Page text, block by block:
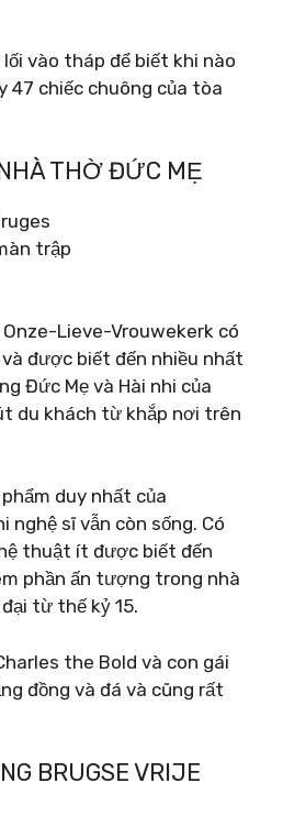
vào tháp để biết khi nào
47 chiếc chuông của tòa
THỜ ĐỨC MẸ
trập
Lieve-Vrouwekerk có
được biết đến nhiều nhất
Đức Mẹ và Hài nhi của
du khách từ khắp nơi trên
duy nhất của
nghệ sĩ vẫn còn sống. Có
thuật ít được biết đến
phần ấn tượng trong nhà
từ thế kỷ 15.
the Bold và con gái
đồng và đá và cũng rất
BRUGSE VRIJE